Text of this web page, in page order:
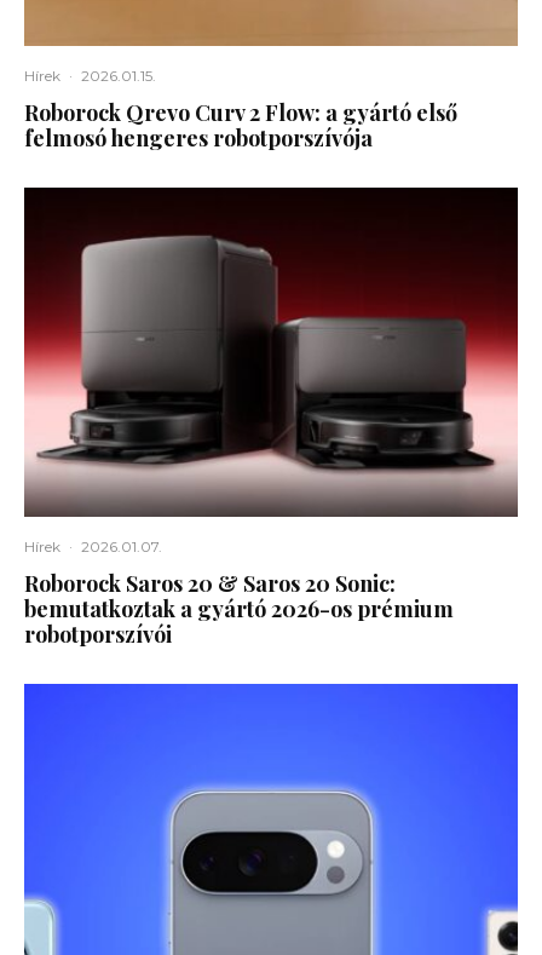
Hírek · 2026.01.15.
Roborock Qrevo Curv 2 Flow: a gyártó első
felmosó hengeres robotporszívója
Hírek · 2026.01.07.
Roborock Saros 20 & Saros 20 Sonic:
bemutatkoztak a gyártó 2026-os prémium
robotporszívói